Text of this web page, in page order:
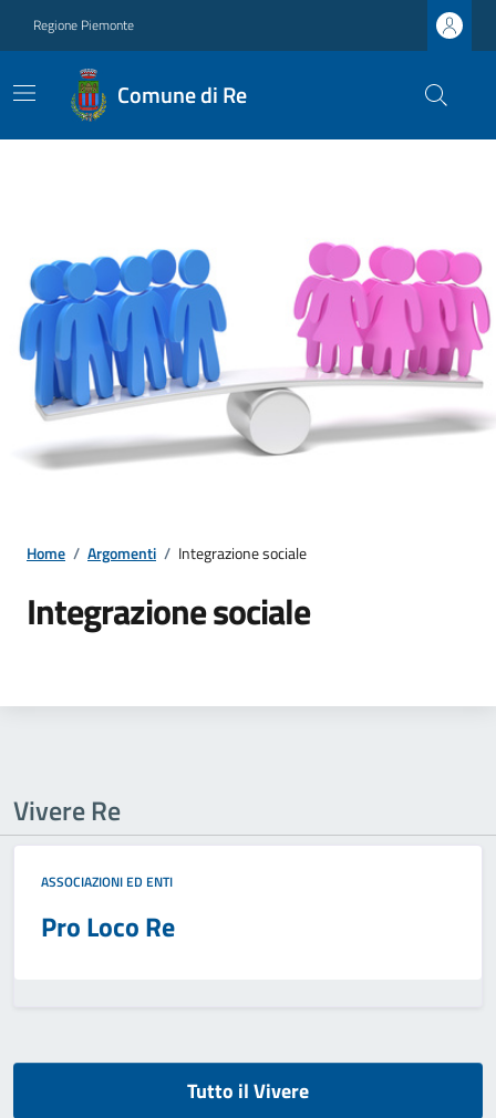
Regione Piemonte
Comune di Re
Home / Argomenti / Integrazione sociale
Integrazione sociale
Vivere Re
ASSOCIAZIONI ED ENTI
Pro Loco Re
Tutto il Vivere